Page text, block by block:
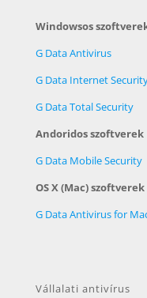
Windowsos
G Data Antivirus
G Data Internet
G Data Total Security
Andoridos szoftverek
G Data Mobile Security
OS X (Mac) szoftverek
G Data Antivirus for
Vállalati antivírus